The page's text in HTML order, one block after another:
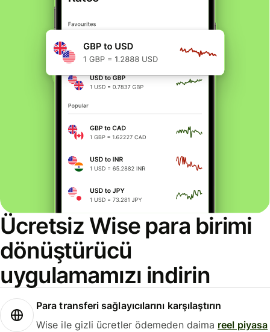
Ücretsiz Wise para birimi
dönüştürücü
uygulamamızı indirin
Para transferi sağlayıcılarını karşılaştırın
Wise ile gizli ücretler ödemeden daima reel piyasa